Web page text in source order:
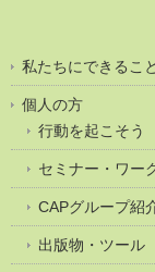
私たちにできること
個人の方
行動を起こそう
セミナー・ワー
CAPグループ紹
出版物・ツール